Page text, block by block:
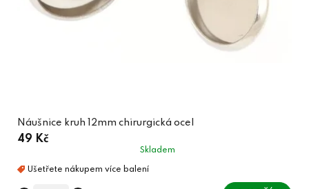
Náušnice kruh 12mm chirurgická ocel
49 Kč
Skladem